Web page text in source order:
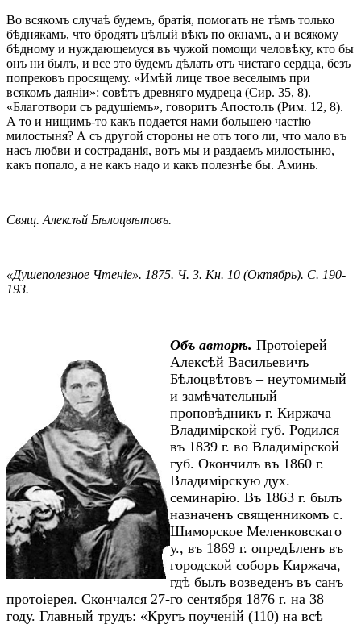
Во всякомъ случаѣ будемъ, братія, помогать не тѣмъ только
бѣднякамъ, что бродятъ цѣлый вѣкъ по окнамъ, а и всякому
бѣдному и нуждающемуся въ чужой помощи человѣку, кто бы
онъ ни былъ, и все это будемъ дѣлать отъ чистаго сердца, безъ
попрековъ просящему. «Имѣй лице твое веселымъ при
всякомъ даяніи»: совѣтъ древняго мудреца (Сир. 35, 8).
«Благотвори съ радушіемъ», говоритъ Апостолъ (Рим. 12, 8).
А то и нищимъ-тο какъ подается нами большею частію
милостыня? А съ другой стороны не отъ того ли, что мало въ
насъ любви и состраданія, вотъ мы и раздаемъ милостыню,
какъ попало, а не какъ надо и какъ полезнѣе бы. Аминь.
Свящ. Алексѣй Бѣлоцвѣтовъ.
«Душеполезное Чтеніе». 1875. Ч. 3. Кн. 10 (Октябрь). С. 190-
193.
Объ авторѣ. Протоіерей
Алексѣй Васильевичъ
Бѣлоцвѣтовъ – неутомимый
и замѣчательный
проповѣдникъ г. Киржача
Владимірской губ. Родился
въ 1839 г. во Владимірской
губ. Окончилъ въ 1860 г.
Владимірскую дух.
семинарію. Въ 1863 г. былъ
назначенъ священникомъ с.
Шиморское Меленковскаго
у., въ 1869 г. опредѣленъ въ
городской соборъ Киржача,
гдѣ былъ возведенъ въ санъ
протоіерея. Скончался 27-го сентября 1876 г. на 38
году. Главный трудъ: «Кругъ поученій (110) на всѣ